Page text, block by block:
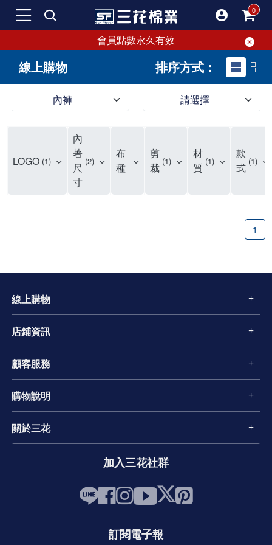
會員點數永久有效
線上購物 排序方式：
內褲 請選擇
LOGO 1
內
著
尺
寸
2
布
種
剪
裁 1
材
質 1
款
式 1
1
線上購物
店鋪資訊
顧客服務
購物說明
關於三花
加入三花社群
訂閱電子報